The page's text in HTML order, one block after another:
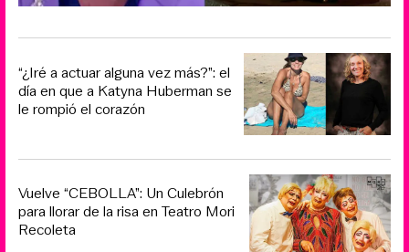
“¿Iré a actuar alguna vez más?”: el
día en que a Katyna Huberman se
le rompió el corazón
Vuelve “CEBOLLA”: Un Culebrón
para llorar de la risa en Teatro Mori
Recoleta